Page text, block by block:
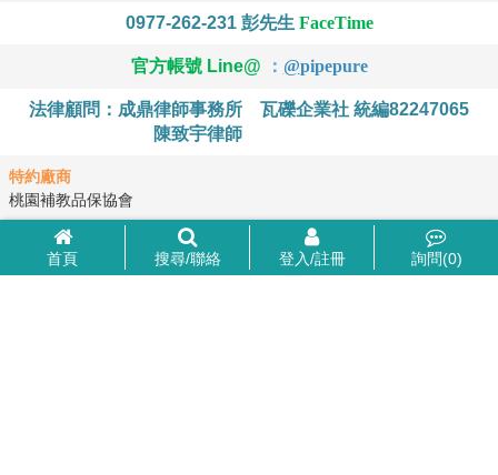
首頁 搜尋/聯絡 登入/註冊 詢問(0)
0977-262-231 彭先生 FaceTime
官方帳號 Line@ ： @pipepure
法律顧問：成鼎律師事務所
陳致宇律師
瓦礫企業社 統編82247065
特約廠商
桃園補教品保協會